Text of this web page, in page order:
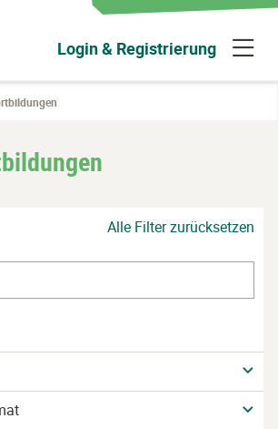
Login & Registrierung
Alle Filter zurücksetzen